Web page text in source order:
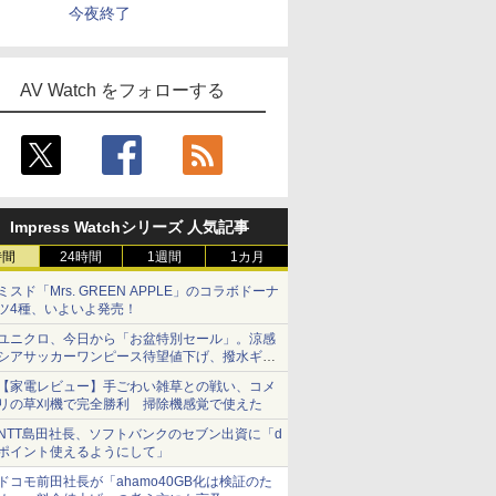
今夜終了
AV Watch をフォローする
Impress Watchシリーズ 人気記事
24時間 1週間 1カ月
スド「Mrs. GREEN APPLE」のコラボドーナ
4種、いよいよ発売！
ニクロ、今日から「お盆特別セール」。涼感
アサッカーワンピース待望値下げ、撥水ギア
ョーツは1990円に
家電レビュー】手ごわい雑草との戦い、コメ
の草刈機で完全勝利 掃除機感覚で使えた
島田社長、ソフトバンクのセブン出資に「d
イント使えるようにして」
コモ前田社長が「ahamo40GB化は検証のた